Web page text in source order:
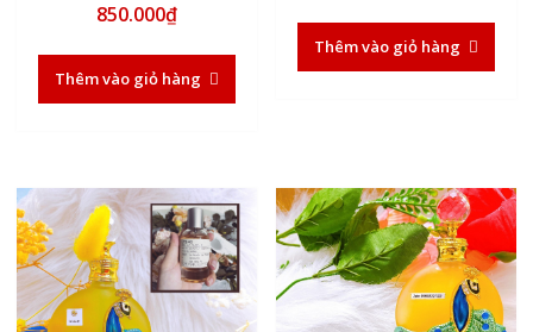
5.00
5 sao
850.000₫
Thêm vào giỏ hàng
Thêm vào giỏ hàng